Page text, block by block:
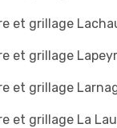
et grillage
et grillage
et grillage
et grillage La